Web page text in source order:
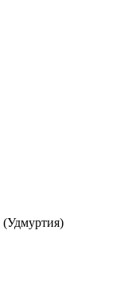
(Удмуртия)